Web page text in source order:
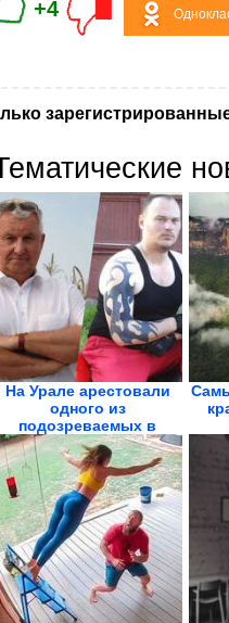
+4
На Урале арестовали
одного из
подозреваемых в
избиении...